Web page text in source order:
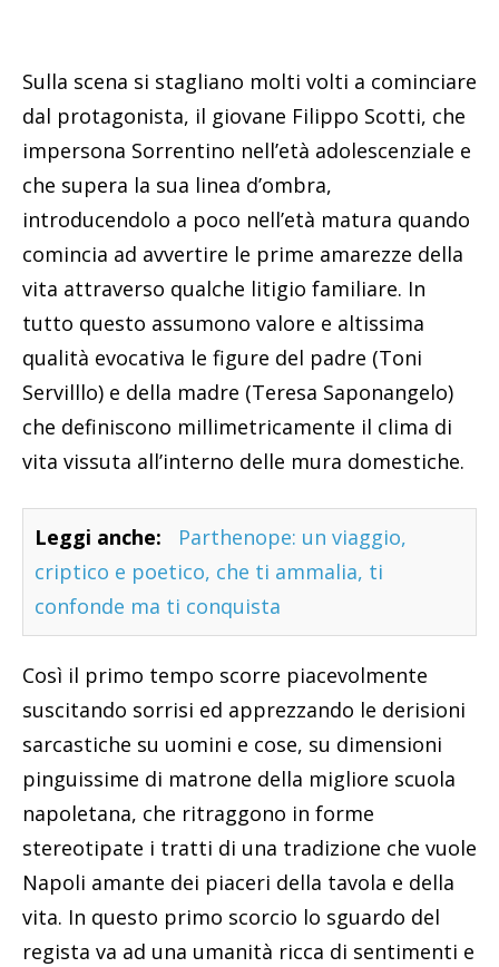
Sulla scena si stagliano molti volti a cominciare
dal protagonista, il giovane Filippo Scotti, che
impersona Sorrentino nell’età adolescenziale e
che supera la sua linea d’ombra,
introducendolo a poco nell’età matura quando
comincia ad avvertire le prime amarezze della
vita attraverso qualche litigio familiare. In
tutto questo assumono valore e altissima
qualità evocativa le figure del padre (Toni
Servilllo) e della madre (Teresa Saponangelo)
che definiscono millimetricamente il clima di
vita vissuta all’interno delle mura domestiche.
Leggi anche:
Parthenope: un viaggio,
criptico e poetico, che ti ammalia, ti
confonde ma ti conquista
Così il primo tempo scorre piacevolmente
suscitando sorrisi ed apprezzando le derisioni
sarcastiche su uomini e cose, su dimensioni
pinguissime di matrone della migliore scuola
napoletana, che ritraggono in forme
stereotipate i tratti di una tradizione che vuole
Napoli amante dei piaceri della tavola e della
vita. In questo primo scorcio lo sguardo del
regista va ad una umanità ricca di sentimenti e